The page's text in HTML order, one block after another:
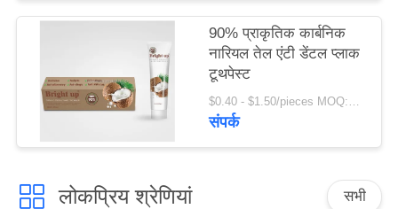
90% प्राकृतिक कार्बनिक
नारियल तेल एंटी डेंटल प्लाक
टूथपेस्ट
$0.40 - $1.50/pieces MOQ:240 टुकड़े
संपर्क
लोकप्रिय श्रेणियां सभी